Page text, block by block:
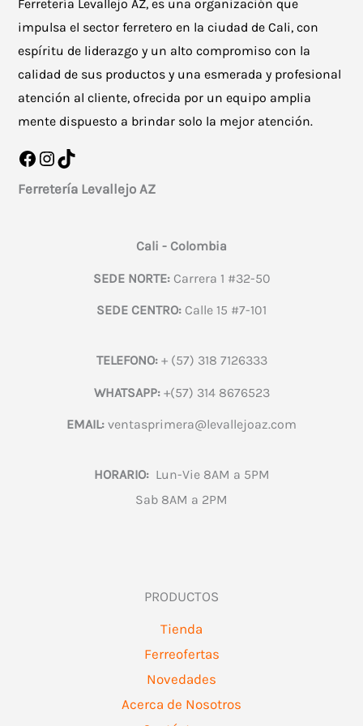
Ferretería Levallejo AZ, es una organización que
impulsa el sector ferretero en la ciudad de Cali, con
espíritu de liderazgo y un alto compromiso con la
calidad de sus productos y una esmerada y profesional
atención al cliente, ofrecida por un equipo amplia
mente dispuesto a brindar solo la mejor atención.
Facebook
Instagram
TikTok
Ferretería Levallejo AZ
Cali - Colombia
SEDE NORTE:Carrera 1 #32-50
SEDE CENTRO: Calle 15 #7-101
TELEFONO:+ (57) 318 7126333
WHATSAPP:+(57) 314 8676523
EMAIL: ventasprimera@levallejoaz.com
HORARIO:Lun-Vie 8AM a 5PM
Sab 8AM a 2PM
PRODUCTOS
Tienda
Ferreofertas
Novedades
Acerca de Nosotros